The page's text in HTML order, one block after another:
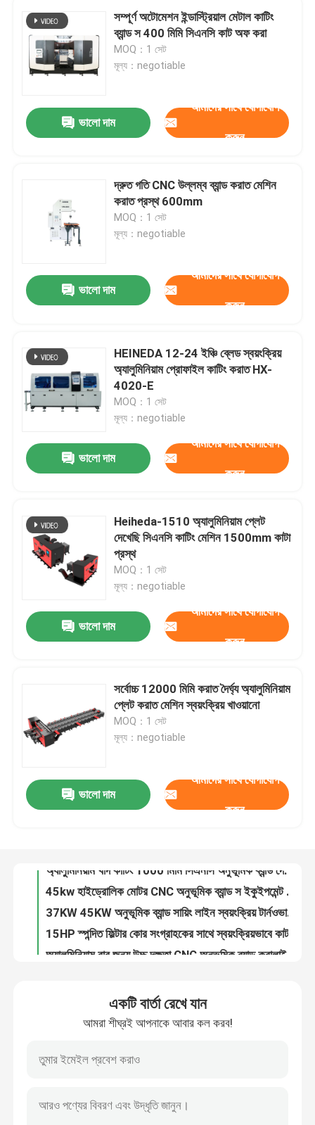
বাড়ি
আমাদের সম্পর্কে
মান নিয়ন্ত্রণ
যোগাযোগ করুন
উদ্ধৃতির জন্য আবেদন
সম্পূর্ণ অটোমেশন ইন্ডাস্ট্রিয়াল মেটাল কাটিং
ব্যান্ড স 400 মিমি সিএনসি কাট অফ করা
MOQ：1 সেট
মূল্য：negotiable
ভালো দাম
আমাদের সাথে যোগাযোগ
করুন
দ্রুত গতি CNC উল্লম্ব ব্যান্ড করাত মেশিন
করাত প্রস্থ 600mm
MOQ：1 সেট
মূল্য：negotiable
ভালো দাম
আমাদের সাথে যোগাযোগ
করুন
HEINEDA 12-24 ইঞ্চি ব্লেড স্বয়ংক্রিয়
অ্যালুমিনিয়াম প্রোফাইল কাটিং করাত HX-
4020-E
MOQ：1 সেট
মূল্য：negotiable
ভালো দাম
আমাদের সাথে যোগাযোগ
করুন
Heiheda-1510 অ্যালুমিনিয়াম প্লেট
দেখেছি সিএনসি কাটিং মেশিন 1500mm কাটা
প্রস্থ
MOQ：1 সেট
মূল্য：negotiable
ভালো দাম
আমাদের সাথে যোগাযোগ
করুন
সর্বোচ্চ 12000 মিমি করাত দৈর্ঘ্য অ্যালুমিনিয়াম
প্লেট করাত মেশিন স্বয়ংক্রিয় খাওয়ানো
MOQ：1 সেট
মূল্য：negotiable
ভালো দাম
আমাদের সাথে যোগাযোগ
করুন
ছোট ব্যাস 330 মিমি ইন্ডাস্ট্রিয়াল হরাইজন্টাল ব্যান্ড স কম্পিউটারাইজড A330NC
একটি বার্তা রেখে যান
আমরা শীঘ্রই আপনাকে আবার কল করব!